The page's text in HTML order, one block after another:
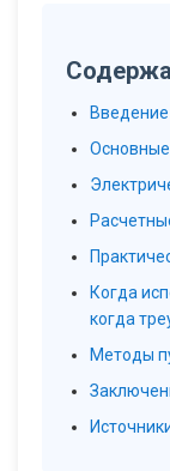
Введение
Когда
когда
Методы